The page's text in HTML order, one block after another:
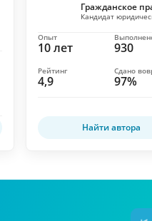
Гражданское
Кандидат
10 лет
Опыт
930
4,9
Рейтинг
97%
Сдано
Найти автора